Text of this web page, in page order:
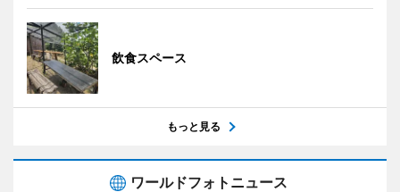
飲食スペース
もっと見る
ワールドフォトニュース